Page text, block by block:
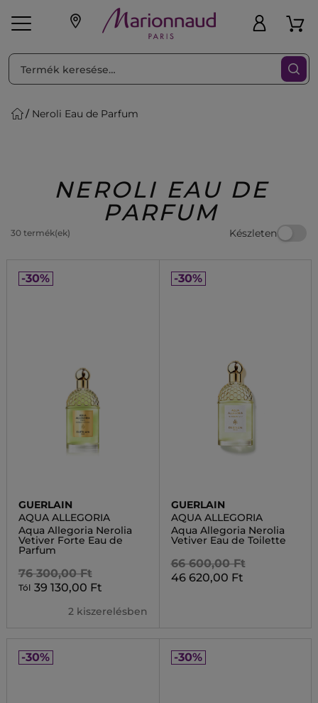
Parfüm
Beauty
Neroli Eau de Parfum
NEROLI EAU DE
PARFUM
30 termék(ek) Készleten
RENDEZéS Szűrő
-30%
GUERLAIN
AQUA ALLEGORIA
Aqua Allegoria Nerolia
Vetiver Forte Eau de
Parfum
76 300,00 Ft
Tól 39 130,00 Ft
2 kiszerelésben
-30%
GUERLAIN
AQUA ALLEGORIA
Aqua Allegoria Nerolia
Vetiver Eau de Toilette
66 600,00 Ft
46 620,00 Ft
-30% -30%